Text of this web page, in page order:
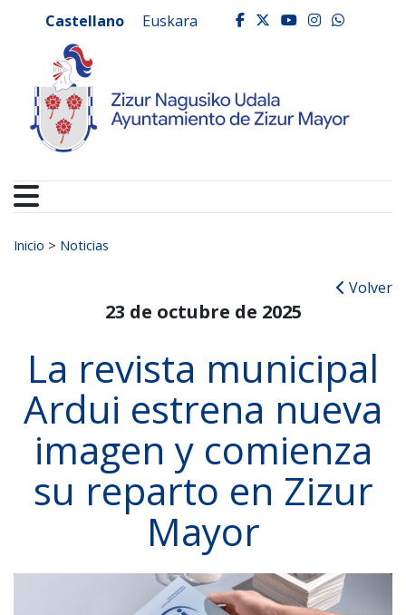
Ayuntamiento de
Castellano Euskara facebook
twitter
youtube
Buscar:
Inicio > Noticias
Volver
23 de octubre de 2025
La revista municipal
Ardui estrena nueva
imagen y comienza
su reparto en Zizur
Mayor